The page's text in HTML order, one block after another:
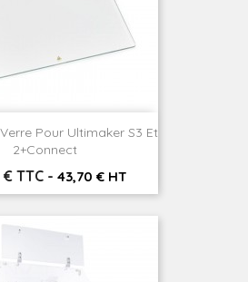
Pour Ultimaker S3 Et
2+connect
TTC - 43,70 € HT